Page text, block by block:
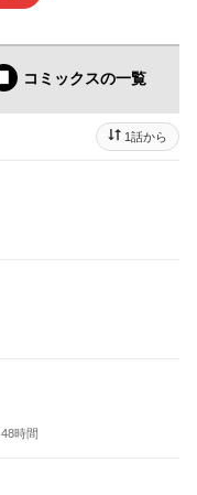
コミックスの一覧
1話から
48時間